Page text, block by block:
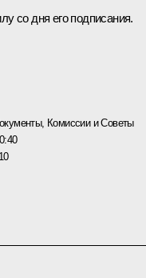
со дня его подписания.
, Комиссии и Советы